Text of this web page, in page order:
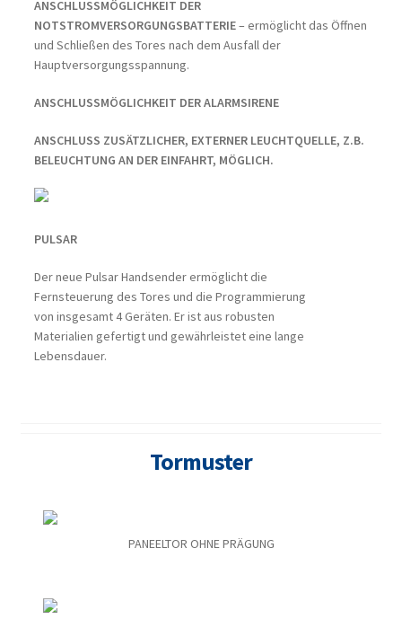
ANSCHLUSSMÖGLICHKEIT DER
NOTSTROMVERSORGUNGSBATTERIE– ermöglicht das Öffnen
und Schließen des Tores nach dem Ausfall der
Hauptversorgungsspannung.
ANSCHLUSSMÖGLICHKEIT DER ALARMSIRENE
ANSCHLUSS ZUSÄTZLICHER, EXTERNER LEUCHTQUELLE, Z.B.
BELEUCHTUNG AN DER EINFAHRT, MÖGLICH.
PULSAR
Der neue Pulsar Handsender ermöglicht die
Fernsteuerung des Tores und die Programmierung
von insgesamt 4 Geräten. Er ist aus robusten
Materialien gefertigt und gewährleistet eine lange
Lebensdauer.
Tormuster
PANEELTOR OHNE PRÄGUNG